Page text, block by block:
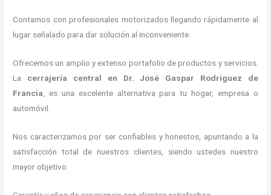
Contamos con profesionales motorizados llegando rápidamente al
lugar señalado para dar solución al inconveniente.
Ofrecemos un amplio y extenso portafolio de productos y servicios.
La cerrajería central
en Dr. José Gaspar Rodriguez de
Francia, es una excelente alternativa para tu hogar, empresa o
automóvil.
Nos caracterizamos por ser confiables y honestos, apuntando a la
satisfacción total de nuestros clientes, siendo ustedes nuestro
mayor objetivo.